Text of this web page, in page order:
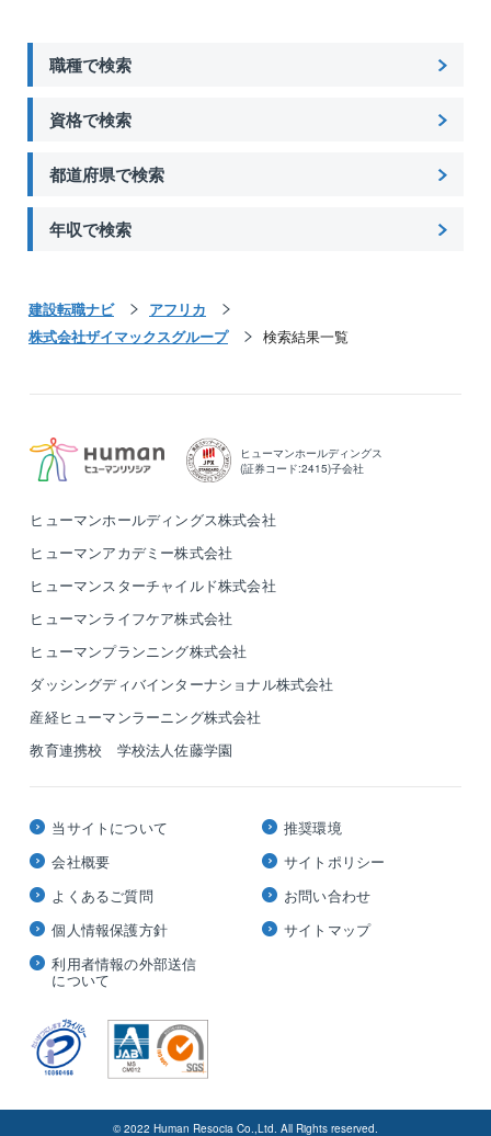
職種で検索
資格で検索
都道府県で検索
年収で検索
建設転職ナビ
アフリカ
株式会社ザイマックスグループ
検索結果一覧
ヒューマンホールディングス
(証券コード:2415)子会社
ヒューマンホールディングス株式会社
ヒューマンアカデミー株式会社
ヒューマンスターチャイルド株式会社
ヒューマンライフケア株式会社
ヒューマンプランニング株式会社
ダッシングディバインターナショナル株式会社
産経ヒューマンラーニング株式会社
教育連携校 学校法人佐藤学園
当サイトについて
会社概要
よくあるご質問
個人情報保護方針
利用者情報の外部送信
について
推奨環境
サイトポリシー
お問い合わせ
サイトマップ
© 2022 Human Resocia Co.,Ltd. All Rights reserved.